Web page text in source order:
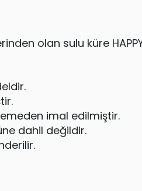
olan sulu küre
imal edilmiştir.
dahil değildir.